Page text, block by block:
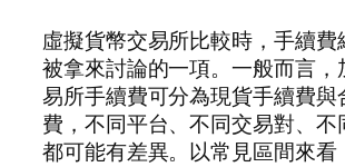
虛擬貨幣交易所比較時，手續費
被拿來討論的一項。一般而言，
易所手續費可分為現貨手續費與
費，不同平台、不同交易對、不
都可能有差異。以常見區間來看